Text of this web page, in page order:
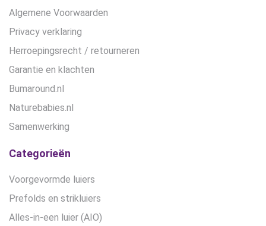
Algemene Voorwaarden
Privacy verklaring
Herroepingsrecht / retourneren
Garantie en klachten
Bumaround.nl
Naturebabies.nl
Samenwerking
Categorieën
Voorgevormde luiers
Prefolds en strikluiers
Alles-in-een luier (AIO)